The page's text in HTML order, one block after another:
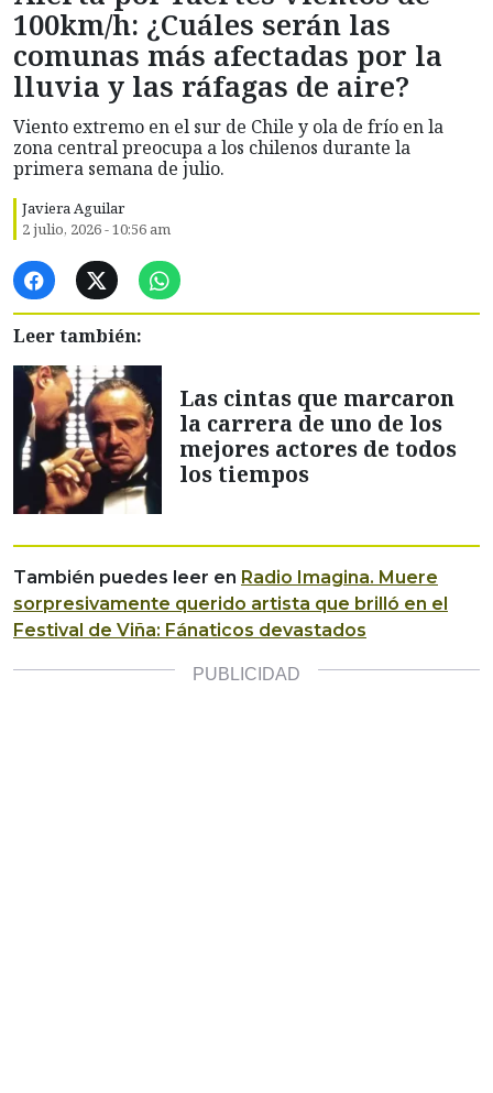
100km/h: ¿Cuáles serán las
comunas más afectadas por la
lluvia y las ráfagas de aire?
Viento extremo en el sur de Chile y ola de frío en la
zona central preocupa a los chilenos durante la
primera semana de julio.
Javiera Aguilar
2 julio, 2026 - 10:56 am
Leer también:
Las cintas que marcaron
la carrera de uno de los
mejores actores de todos
los tiempos
También puedes leer en Radio Imagina. Muere
sorpresivamente querido artista que brilló en el
Festival de Viña: Fánaticos devastados